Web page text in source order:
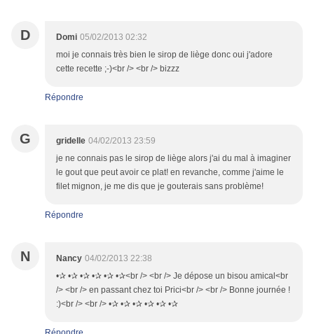
D Domi 05/02/2013 02:32
moi je connais très bien le sirop de liège donc oui j'adore
cette recette ;-)<br /> <br /> bizzz
Répondre
G gridelle 04/02/2013 23:59
je ne connais pas le sirop de liège alors j'ai du mal à imaginer
le gout que peut avoir ce plat! en revanche, comme j'aime le
filet mignon, je me dis que je gouterais sans problème!
Répondre
N Nancy 04/02/2013 22:38
•✰ •✰ •✰ •✰ •✰ •✰<br /> <br /> Je dépose un bisou amical<br
/> <br /> en passant chez toi Prici<br /> <br /> Bonne journée !
:)<br /> <br /> •✰ •✰ •✰ •✰ •✰ •✰